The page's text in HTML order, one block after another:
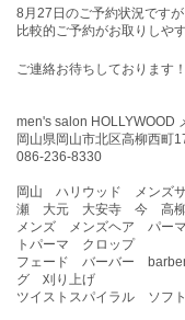
8月27 日のご予約状況ですが
比較的ご予約がお取りしや
ご連絡お待ちしております！
men's salon
岡山県岡山市北区高柳西町
086-236-8330
岡山 ハリウッド メンズ
瀬 大元 大安寺 今 高柳
メンズ メンズヘア パー
トパーマ クロップ
フェード バーバー
グ 刈り上げ
ツイストスパイラル ソフ